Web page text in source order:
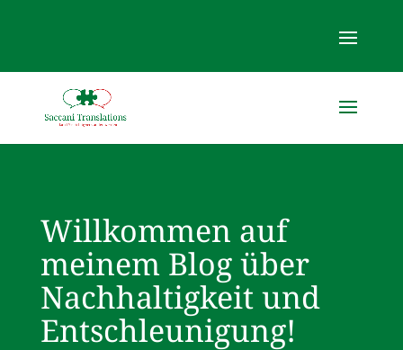
Willkommen auf
meinem Blog über
Nachhaltigkeit und
Entschleunigung!